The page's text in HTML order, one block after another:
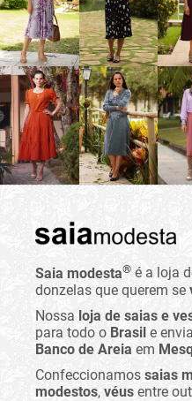
Saia modesta® é a loja
donzelas que querem se
Nossa loja de saias e
para todo o Brasil e
Banco de Areia em
Confeccionamos saias
modestos, véus entre